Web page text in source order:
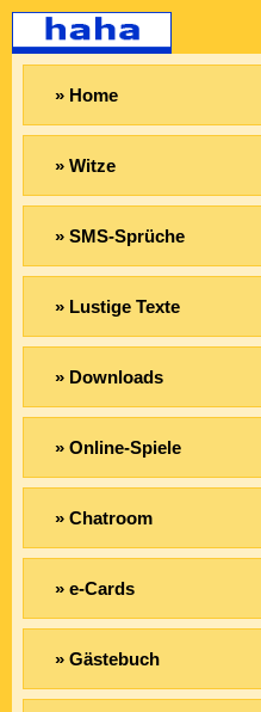
» Home
» Witze
» SMS-Sprüche
» Lustige Texte
» Downloads
» Online-Spiele
» Chatroom
» e-Cards
» Gästebuch